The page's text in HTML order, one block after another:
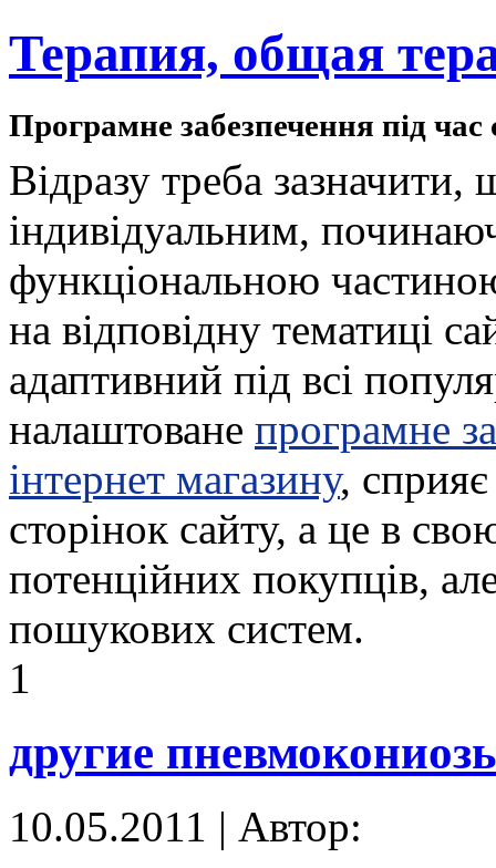
Терапия, общая
Програмне забезпечення під
Відразу треба
індивідуальним,
функціональною
на відповідну тематиці
адаптивний під всі
налаштоване програмне
інтернет магазину,
сторінок сайту, а це в
потенційних покупців,
пошукових систем.
1
другие
10.05.2011 | Автор: